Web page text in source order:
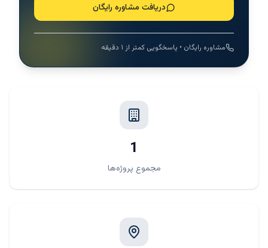
دریافت مشاوره رایگان
مشاوره رایگان • پاسخگویی کمتر از ۱ دقیقه
1
مجموع پروژه‌ها